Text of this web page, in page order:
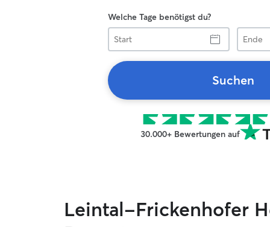
Welche Tage benötigst du?
Start
Ende
Suchen
30.000+ Bewertungen auf
Leintal-Frickenhofer